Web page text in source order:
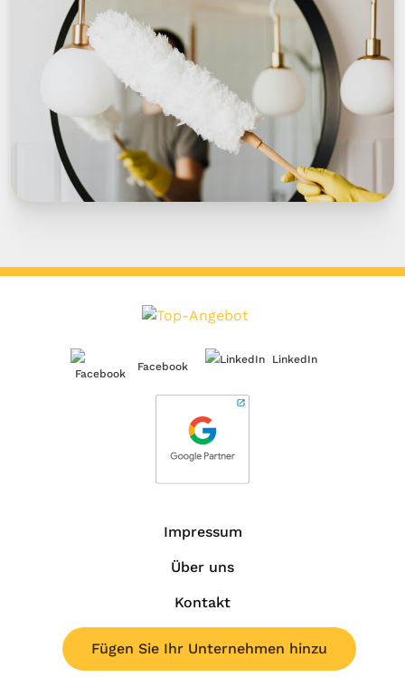
Facebook
LinkedIn
Impressum
Über uns
Kontakt
Fügen Sie Ihr Unternehmen hinzu